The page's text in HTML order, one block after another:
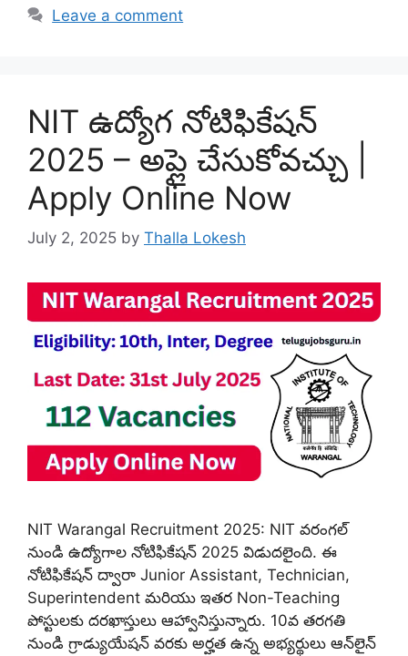
Leave a comment
NIT ఉద్యోగ నోటిఫికేషన్
2025 – అప్లై చేసుకోవచ్చు |
Apply Online Now
July 2, 2025 by Thalla Lokesh
NIT Warangal Recruitment 2025: NIT వరంగల్
నుండి ఉద్యోగాల నోటిఫికేషన్ 2025 విడుదలైంది. ఈ
నోటిఫికేషన్ ద్వారా Junior Assistant, Technician,
Superintendent మరియు ఇతర Non-Teaching
పోస్టులకు దరఖాస్తులు ఆహ్వానిస్తున్నారు. 10వ తరగతి
నుండి గ్రాడ్యుయేషన్ వరకు అర్హత ఉన్న అభ్యర్థులు ఆన్‌లైన్